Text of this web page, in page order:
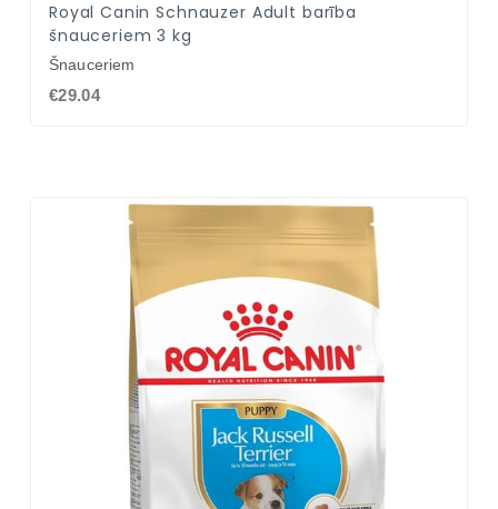
Royal Canin Schnauzer Adult barība
šnauceriem 3 kg
Šnauceriem
€29.04